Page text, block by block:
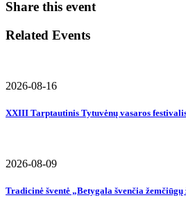
Share this event
Related Events
2026-08-16
XXIII Tarptautinis Tytuvėnų vasaros
2026-08-09
Tradicinė šventė „Betygala švenčia